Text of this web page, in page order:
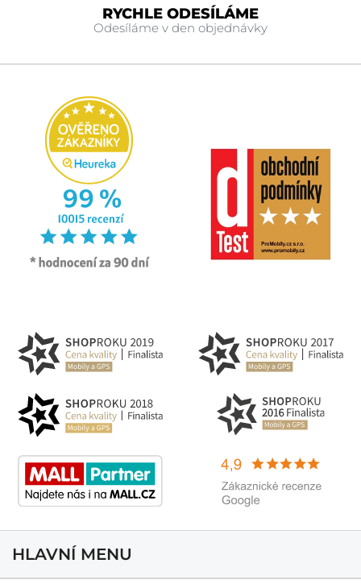
RYCHLE ODESÍLÁME
Odesíláme v den objednávky
HLAVNÍ MENU